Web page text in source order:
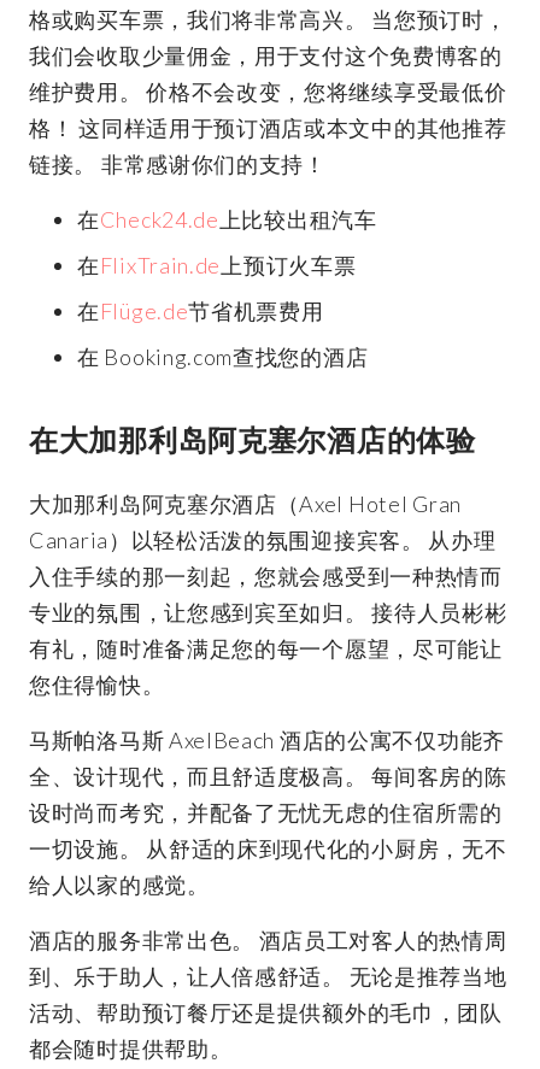
格或购买车票，我们将非常高兴。 当您预订时，
我们会收取少量佣金，用于支付这个免费博客的
维护费用。 价格不会改变，您将继续享受最低价
格！ 这同样适用于预订酒店或本文中的其他推荐
链接。 非常感谢你们的支持！
在Check24.de 上比较出租汽车
在FlixTrain.de 上预订火车票
在Flüge.de节省机票费用
在 Booking.com查找您的酒店
在大加那利岛阿克塞尔酒店的体验
大加那利岛阿克塞尔酒店（Axel Hotel Gran
Canaria）以轻松活泼的氛围迎接宾客。 从办理
入住手续的那一刻起，您就会感受到一种热情而
专业的氛围，让您感到宾至如归。 接待人员彬彬
有礼，随时准备满足您的每一个愿望，尽可能让
您住得愉快。
马斯帕洛马斯 AxelBeach 酒店的公寓不仅功能齐
全、设计现代，而且舒适度极高。 每间客房的陈
设时尚而考究，并配备了无忧无虑的住宿所需的
一切设施。 从舒适的床到现代化的小厨房，无不
给人以家的感觉。
酒店的服务非常出色。 酒店员工对客人的热情周
到、乐于助人，让人倍感舒适。 无论是推荐当地
活动、帮助预订餐厅还是提供额外的毛巾，团队
都会随时提供帮助。